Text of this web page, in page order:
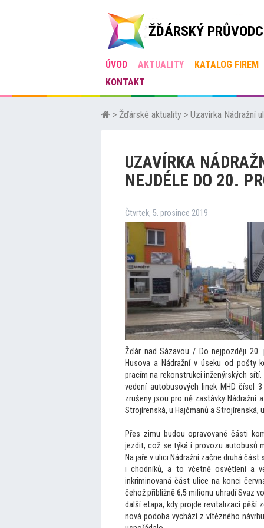
ŽĎÁRSKÝ
ÚVOD AKTUALITY KATALOG FIREM
KONTAKT
> Žďárské aktuality > Uzavírka Nádražní
UZAVÍRKA
NEJDÉLE DO 20.
Čtvrtek, 5. prosince 2019
Žďár nad Sázavou / Do nejpozději
Husova a Nádražní v úseku od pošty
pracím na rekonstrukci inženýrských sítí.
vedení autobusových linek MHD čísel
zrušeny jsou pro ně zastávky Nádražní
Strojírenská, u Hajčmanů a Strojírenská,
Přes zimu budou opravované části
jezdit, což se týká i provozu autobusů
Na jaře v ulici Nádražní začne druhá
i chodníků, a to včetně osvětlení a
inkriminovaná část ulice na konci
čehož přibližně 6,5 milionu uhradí Svaz
další etapa, kdy projde revitalizací pěší
nová podoba vychází z vítězného